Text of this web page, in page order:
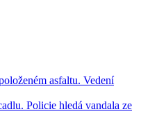
asfaltu. Vedení
Policie hledá vandala ze